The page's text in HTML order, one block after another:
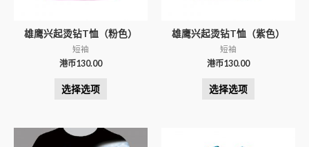
雄鹰兴起烫钻T恤（粉色）
短袖
港币130.00
选择选项
雄鹰兴起烫钻T恤（紫色）
短袖
港币130.00
选择选项